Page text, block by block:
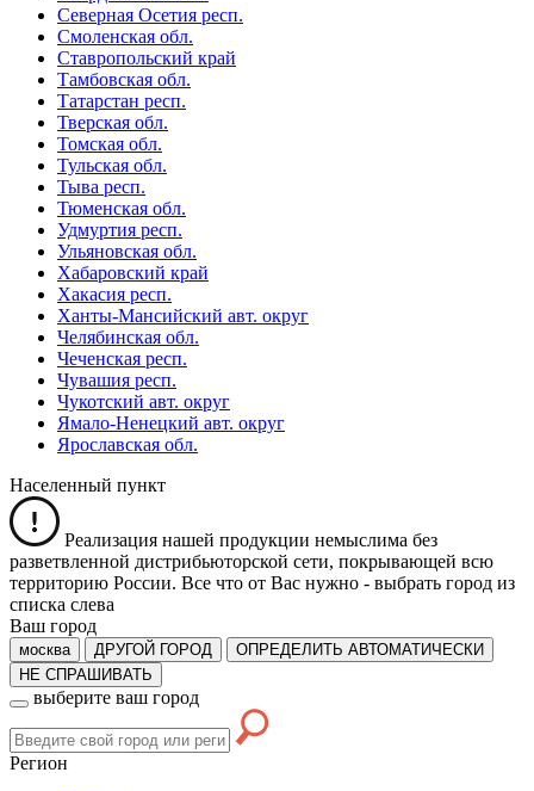
Северная Осетия респ.
Смоленская обл.
Ставропольский край
Тамбовская обл.
Татарстан респ.
Тверская обл.
Томская обл.
Тульская обл.
Тыва респ.
Тюменская обл.
Удмуртия респ.
Ульяновская обл.
Хабаровский край
Хакасия респ.
Ханты-Мансийский авт. округ
Челябинская обл.
Чеченская респ.
Чувашия респ.
Чукотский авт. округ
Ямало-Ненецкий авт. округ
Ярославская обл.
Населенный пункт
Реализация нашей продукции немыслима без
разветвленной дистрибьюторской сети, покрывающей всю
территорию России. Все что от Вас нужно - выбрать город из
списка слева
Ваш город
москва ДРУГОЙ ГОРОД
ОПРЕДЕЛИТЬ АВТОМАТИЧЕСКИ
НЕ СПРАШИВАТЬ
выберите ваш город
Регион